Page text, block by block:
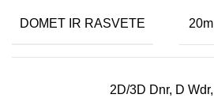
DOMET IR RASVETE 20m
2D/3D Dnr, D Wdr,